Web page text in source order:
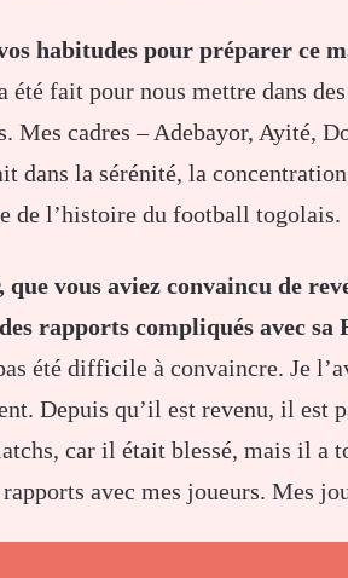
habitudes pour préparer ce
été fait pour nous mettre dans
Mes cadres – Adebayor, Ayité,
dans la sérénité, la
de l’histoire du football togolais.
que vous aviez convaincu de
rapports compliqués avec
été difficile à convaincre. Je
Depuis qu’il est revenu, il est
car il était blessé, mais il a
avec mes joueurs. Mes